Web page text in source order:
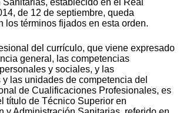
establecido en el Real
de 12 de septiembre, queda
los términos fijados en esta orden.
del currículo, que viene expresado
general, las competencias
y sociales, y las
las unidades de competencia del
de Cualificaciones Profesionales, es
título de Técnico Superior en